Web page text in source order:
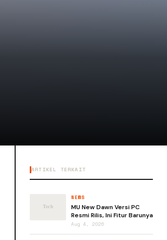
ARTIKEL TERKAIT
NEWS
MU New Dawn Versi PC
Resmi Rilis, Ini Fitur Barunya
Aug 4, 2026